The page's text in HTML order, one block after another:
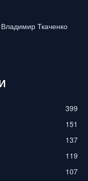
Ткаченко
399
151
137
119
107